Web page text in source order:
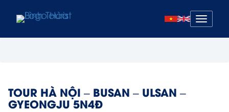
Mở
menu
TOUR HÀ NỘI – BUSAN – ULSAN –
GYEONGJU 5N4Đ